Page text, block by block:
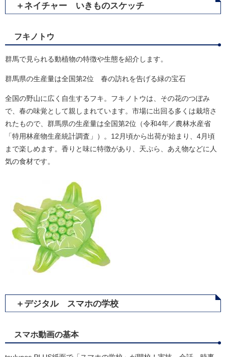
＋ネイチャー いきものスケッチ
フキノトウ
群馬で見られる動植物の特徴や生態を紹介します。
群馬県の生産量は全国第2位 春の訪れを告げる緑の宝石
全国の野山に広く自生するフキ。フキノトウは、その花のつぼみ
で、春の味覚として親しまれています。市場に出回る多くは栽培さ
れたもので、群馬県の生産量は全国第2位（令和4年／農林水産省
「特用林産物生産統計調査」）。12月頃から出荷が始まり、4月頃
まで楽しめます。香りと味に特徴があり、天ぷら、あえ物などに人
気の食材です。
＋デジタル スマホの学校
スマホ動画の基本